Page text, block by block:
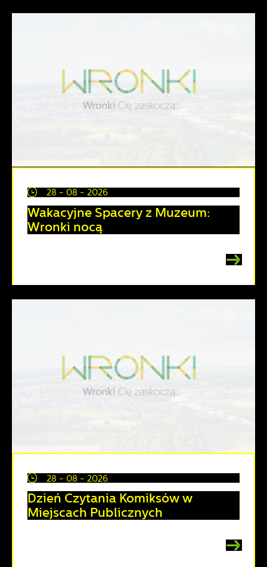
28 - 08 - 2026
Wakacyjne Spacery z Muzeum:
Wronki nocą
28 - 08 - 2026
Dzień Czytania Komiksów w
Miejscach Publicznych